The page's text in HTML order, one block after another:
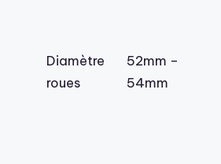
Diamètre
roues
52mm –
54mm